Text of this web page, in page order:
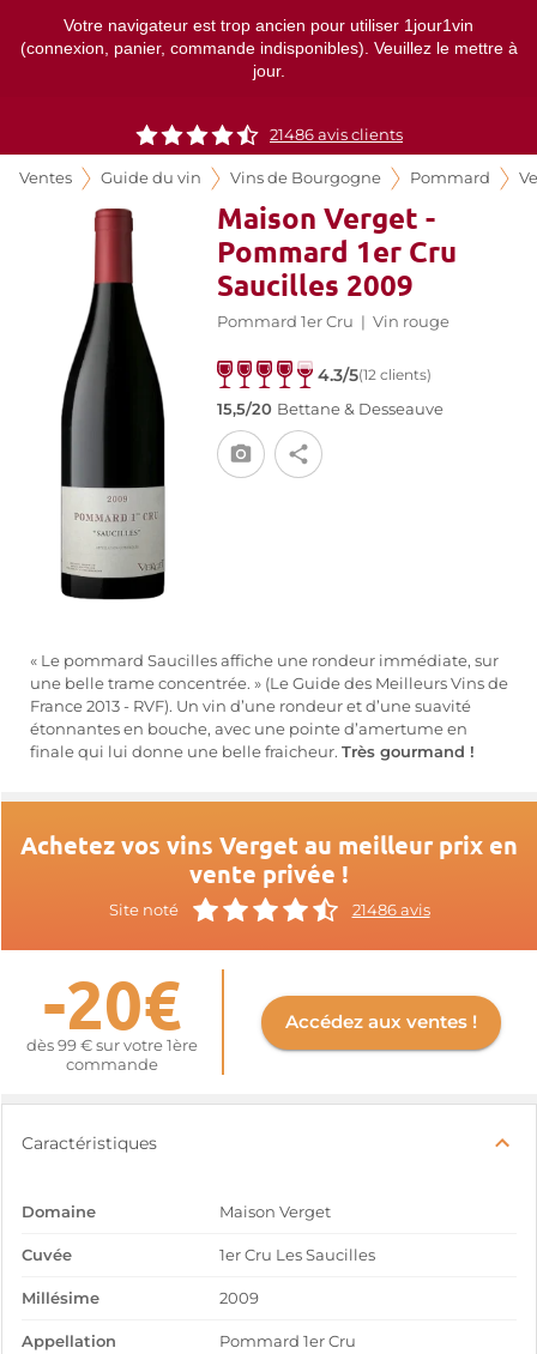
Votre navigateur est trop ancien pour utiliser 1jour1vin
(connexion, panier, commande indisponibles). Veuillez le mettre à
jour.
21486 avis clients
Ventes Guide du vin Vins de Bourgogne Pommard
Maison Verget -
Pommard 1er Cru
Saucilles 2009
Pommard 1er Cru | Vin rouge
4.3/5(12 clients)
15,5/20 Bettane & Desseauve
« Le pommard Saucilles affiche une rondeur immédiate, sur
une belle trame concentrée. » (Le Guide des Meilleurs Vins de
France 2013 - RVF). Un vin d’une rondeur et d’une suavité
étonnantes en bouche, avec une pointe d’amertume en
finale qui lui donne une belle fraicheur. Très gourmand !
Achetez vos vins Verget au meilleur prix en
vente privée !
Site noté 21486 avis
-20€
dès 99 € sur votre 1ère
commande
Accédez aux ventes !
Caractéristiques
Domaine Maison Verget
Cuvée 1er Cru Les Saucilles
Millésime 2009
Appellation Pommard 1er Cru